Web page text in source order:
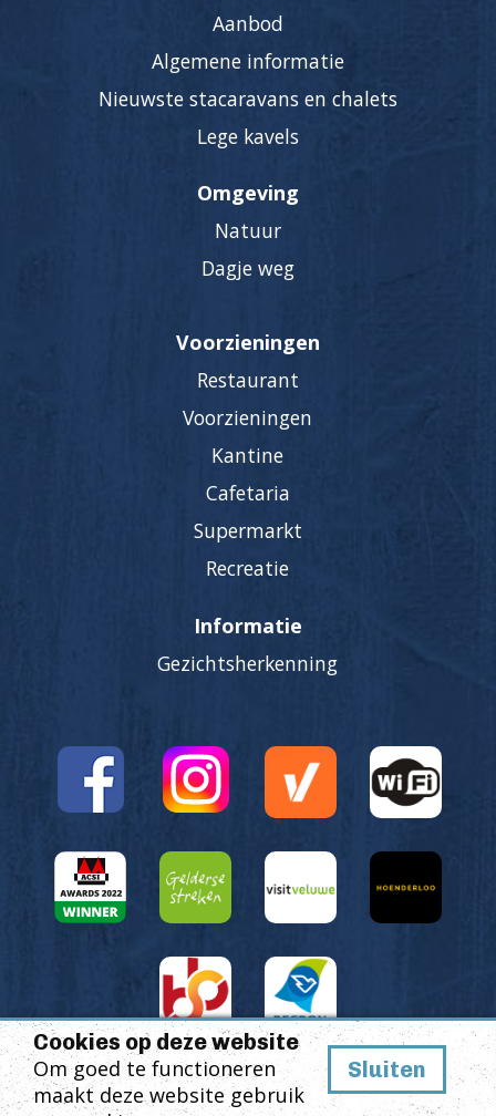
Aanbod
Algemene informatie
Nieuwste stacaravans en chalets
Lege kavels
Omgeving
Natuur
Dagje weg
Voorzieningen
Restaurant
Voorzieningen
Kantine
Cafetaria
Supermarkt
Recreatie
Informatie
Gezichtsherkenning
© Veluwshof
Design & realisatie: Holiday Media
Sluiten
Cookies op deze website
Om goed te functioneren
maakt deze website gebruik